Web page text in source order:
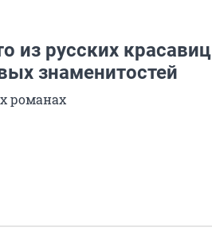
из русских красавиц
знаменитостей
романах